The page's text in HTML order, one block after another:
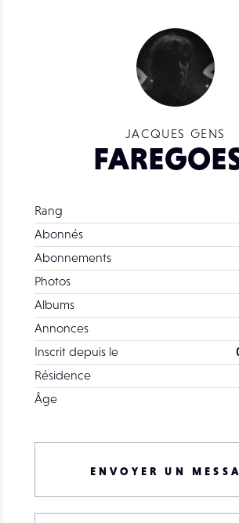
JACQUES GENS
Rang
Abonnés
Abonnements
Photos
Albums
Annonces
Inscrit depuis le
Résidence
Âge
ENVOYER UN